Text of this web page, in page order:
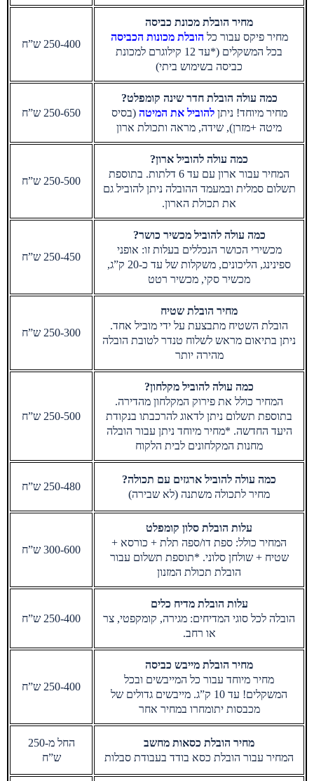
מחיר הובלת מכונת כביסה
מחיר פיקס עבור כל הובלת מכונות הכביסה
בכל המשקלים (*עד 12 קילוגרם למכונת
כביסה בשימוש ביתי)
250-400 ש”ח
כמה עולה הובלת חדר שינה קומפלט?
מחיר מיוחד! ניתןלהוביל את המיטה (בסיס
מיטה +מזרן), שידה, מראה ותכולת ארון
250-650 ש”ח
כמה עולה להוביל ארון?
המחיר עבור ארון עם עד 6 דלתות. בתוספת
תשלום סמלית ובמעמד ההובלה ניתן להוביל גם
את תכולת הארון.
250-500 ש”ח
כמה עולה להוביל מכשיר כושר?
מכשירי הכושר הנכללים בעלות זו: אופני
ספינינג, הליכונים, משקלות של עד כ-20 ק”ג,
מכשיר סקי, מכשיר רטט
250-450 ש”ח
מחיר הובלת שטיח
הובלת השטיח מתבצעת על ידי מוביל אחד.
ניתן בתיאום מראש לשלוח טנדר לטובת הובלה
מהירה יותר
250-300 ש”ח
כמה עולה להוביל מקלחון?
המחיר כולל את פירוק המקלחון מהדירה.
בתוספת תשלום ניתן לדאוג להרכבתו בנקודת
היעד החדשה. *מחיר מיוחד ניתן עבור הובלה
מחנות המקלחונים לבית הלקוח
250-500 ש”ח
כמה עולה להוביל ארגזים עם תכולה?
מחיר לתכולה משתנה (לא שבירה)
250-480 ש”ח
עלות הובלת סלון קומפלט
המחיר כולל: ספת דו/ספה תלת + כורסא +
שטיח + שולחן סלוני. *תוספת תשלום עבור
הובלת תכולת המזנון
300-600 ש”ח
עלות הובלת מדיח כלים
הובלה לכל סוגי המדיחים: מגירה, קומקפטי, צר
או רחב.
250-400 ש”ח
מחיר הובלת מייבש כביסה
מחיר מיוחד עבור כל המייבשים ובכל
המשקלים! עד 10 ק”ג. מייבשים גדולים של
מכבסות יתומחרו במחיר אחר
250-400 ש”ח
מחיר הובלת כסאות מחשב
המחיר עבור הובלת כסא בודד בעבודת סבלות
החל מ-250
ש”ח